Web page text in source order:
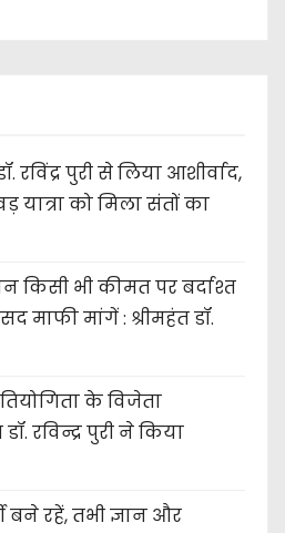
रविंद्र पुरी से लिया आशीर्वाद,
को मिला संतों का
किसी भी कीमत पर बर्दाश्त
माफी मांगें : श्रीमहंत डॉ.
के विजेता
रविन्द्र पुरी ने किया
बने रहें, तभी ज्ञान और